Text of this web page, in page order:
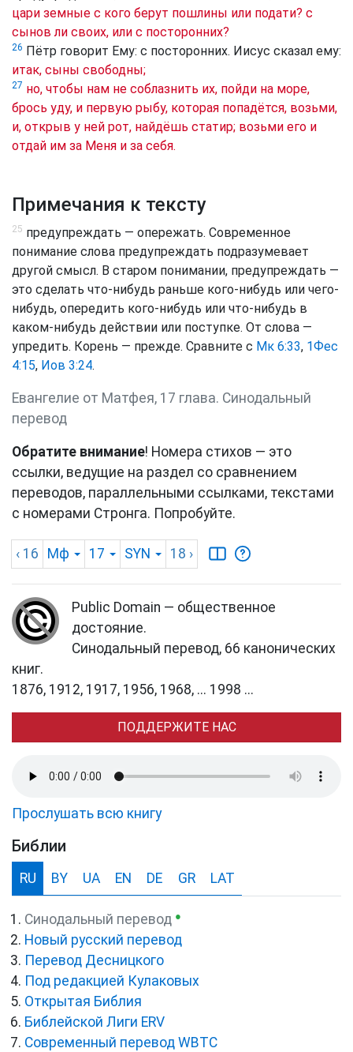
цари земные с кого берут пошлины или подати? с
сынов ли своих, или с посторонних?
26 Пётр говорит Ему: с посторонних. Иисус сказал ему:
итак, сыны свободны;
27 но, чтобы нам не соблазнить их, пойди на море,
брось уду, и первую рыбу, которая попадётся, возьми,
и, открыв у ней рот, найдёшь статир; возьми его и
отдай им за Меня и за себя.
Примечания к тексту
25 предупреждать — опережать. Современное
понимание слова предупреждать подразумевает
другой смысл. В старом понимании, предупреждать —
это сделать что-нибудь раньше кого-нибудь или чего-
нибудь, опередить кого-нибудь или что-нибудь в
каком-нибудь действии или поступке. От слова —
упредить. Корень — прежде. Сравните с Мк 6:33, 1Фес
4:15, Иов 3:24.
Евангелие от Матфея, 17 глава. Синодальный
перевод
Обратите внимание! Номера стихов — это
ссылки, ведущие на раздел со сравнением
переводов, параллельными ссылками, текстами
с номерами Стронга. Попробуйте.
‹ 16 Мф 17 SYN 18 ›
Public Domain — общественное
достояние.
Синодальный перевод, 66 канонических
книг.
1876, 1912, 1917, 1956, 1968, ... 1998 ...
ПОДДЕРЖИТЕ НАС
Прослушать всю книгу
Библии
RU BY UA EN DE GR LAT
Синодальный перевод ●
Новый русский перевод
Перевод Десницкого
Под редакцией Кулаковых
Открытая Библия
Библейской Лиги ERV
Cовременный перевод WBTC